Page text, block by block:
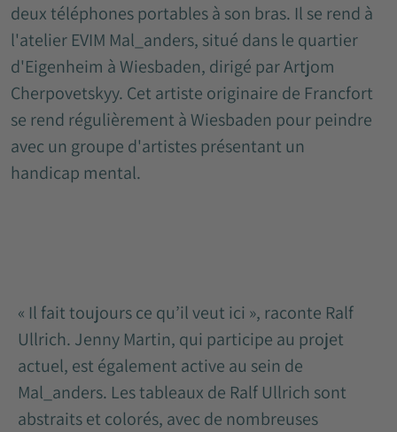
deux téléphones portables à son bras. Il se rend à
l'atelier EVIM Mal_anders, situé dans le quartier
d'Eigenheim à Wiesbaden, dirigé par Artjom
Cherpovetskyy. Cet artiste originaire de Francfort
se rend régulièrement à Wiesbaden pour peindre
avec un groupe d'artistes présentant un
handicap mental.
« Il fait toujours ce qu’il veut ici », raconte Ralf
Ullrich. Jenny Martin, qui participe au projet
actuel, est également active au sein de
Mal_anders. Les tableaux de Ralf Ullrich sont
abstraits et colorés, avec de nombreuses